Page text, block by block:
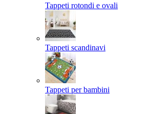
Tappeti rotondi e ovali
Tappeti scandinavi
Tappeti per bambini